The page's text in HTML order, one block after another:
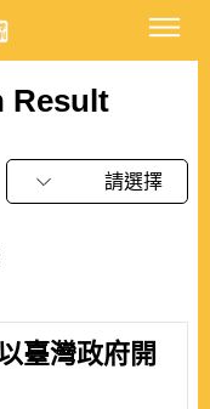
Result
請選擇
臺灣政府開